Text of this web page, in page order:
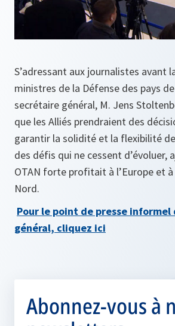
S’adressant aux journalistes avant
ministres de la Défense des pays de
secrétaire général, M. Jens
que les Alliés prendraient des
garantir la solidité et la flexibilité de
des défis qui ne cessent d’évoluer,
OTAN forte profitait à l’Europe et à
Nord.
Pour le point de presse
général, cliquez ici
Abonnez-vous à